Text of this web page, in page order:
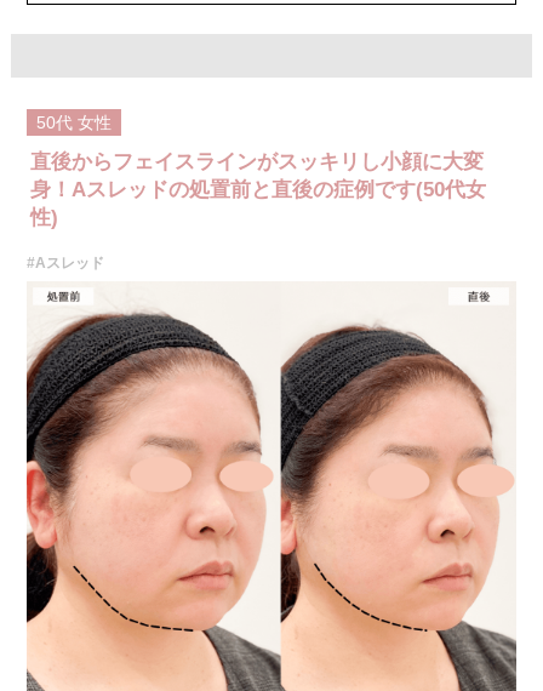
50代 女性
直後からフェイスラインがスッキリし小顔に大変
身！Aスレッドの処置前と直後の症例です(50代女
性)
#Aスレッド